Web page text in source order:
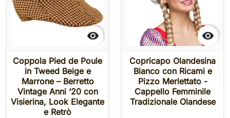

Coppola Pied de Poule
in Tweed Beige e
Marrone – Berretto
Vintage Anni ‘20 con
Visierina, Look Elegante
e Retrò

Copricapo Olandesina
Bianco con Ricami e
Pizzo Merlettato -
Cappello Femminile
Tradizionale Olandese